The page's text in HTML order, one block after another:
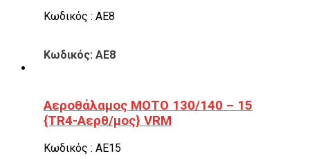
Κωδικός : ΑΕ8
Κωδικός: ΑΕ8
Αεροθάλαμος ΜΟΤΟ 130/140 – 15
{TR4-Αερθ/μος} VRM
Κωδικός : ΑΕ15